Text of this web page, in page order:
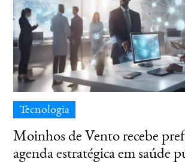
Tecnologia
Moinhos de Vento recebe
agenda estratégica em saúde